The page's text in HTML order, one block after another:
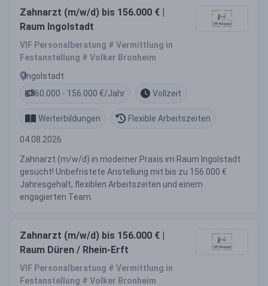
Zahnarzt (m/w/d) bis 156.000 € |
Raum Ingolstadt
VIF Personalberatung # Vermittlung in
Festanstellung # Volker Bronheim
Ingolstadt
60.000 - 156.000 €/Jahr
Vollzeit
Weiterbildungen Flexible Arbeitszeiten
04.08.2026
Zahnarzt (m/w/d) in moderner Praxis im Raum Ingolstadt
gesucht! Unbefristete Anstellung mit bis zu 156.000 €
Jahresgehalt, flexiblen Arbeitszeiten und einem
engagierten Team.
Zahnarzt (m/w/d) bis 156.000 € |
Raum Düren / Rhein-Erft
VIF Personalberatung # Vermittlung in
Festanstellung # Volker Bronheim